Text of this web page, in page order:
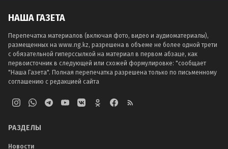
НАША ГАЗЕТА
Перепечатка материалов (включая фото, видео и аудиоматериалы),
размещенных на www.ng.kz, разрешена в объеме не более одной трети
с обязательной гиперссылкой на материал в первом абзаце, как
первоисточник в следующей или схожей формулировке: "сообщает
"Наша Газета". Полная перепечатка разрешена только по письменному
соглашению с редакцией сайта
РАЗДЕЛЫ
Новости